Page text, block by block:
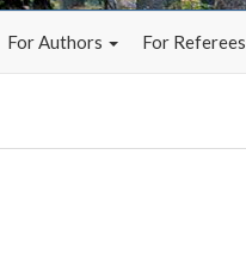
For Authors For Referees